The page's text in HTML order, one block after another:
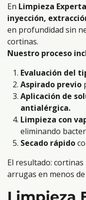
En Limpieza Experta
inyección,
en profundidad sin
cortinas.
Nuestro proceso
Evaluación del
Aspirado previo
Aplicación de
antialérgica.
Limpieza con
eliminando
Secado rápido
El resultado:
arrugas en menos